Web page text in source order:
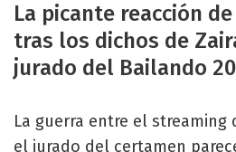
La picante reacción
tras los dichos de
jurado del Bailando
La guerra entre el streaming
el jurado del certamen